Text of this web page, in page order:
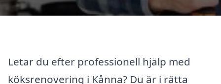
Letar du efter professionell hjälp med
köksrenovering i Kånna? Du är i rätta